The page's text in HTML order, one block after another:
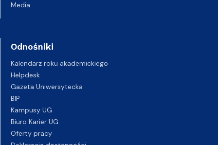
Media
Odnośniki
Kalendarz roku akademickiego
Helpdesk
Gazeta Uniwersytecka
BIP
Kampusy UG
Biuro Karier UG
Oferty pracy